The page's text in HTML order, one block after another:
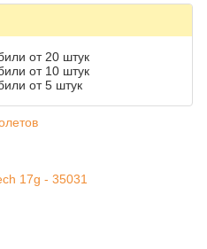
от 20 штук
от 10 штук
от 5 штук
17g - 35031